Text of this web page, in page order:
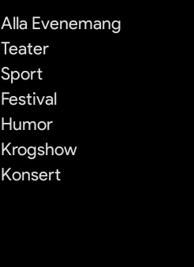
Alla Evenemang
Teater
Sport
Festival
Humor
Krogshow
Konsert